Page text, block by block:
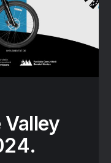
Valley